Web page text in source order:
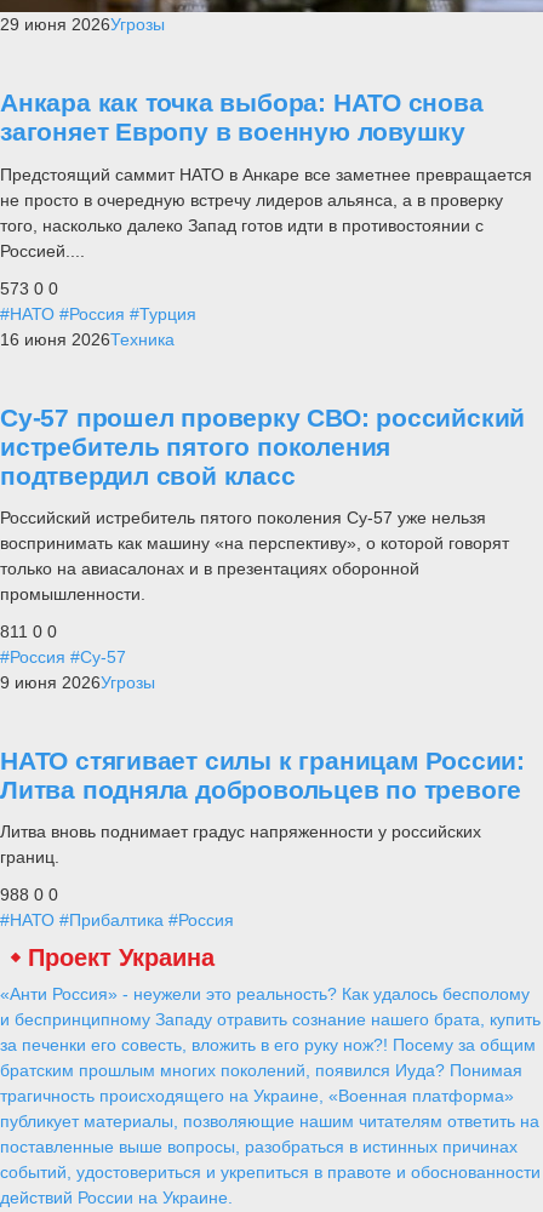
29 июня 2026Угрозы
Анкара как точка выбора: НАТО снова
загоняет Европу в военную ловушку
Предстоящий саммит НАТО в Анкаре все заметнее превращается
не просто в очередную встречу лидеров альянса, а в проверку
того, насколько далеко Запад готов идти в противостоянии с
Россией....
573 0 0
#НАТО #Россия #Турция
16 июня 2026Техника
Су-57 прошел проверку СВО: российский
истребитель пятого поколения
подтвердил свой класс
Российский истребитель пятого поколения Су-57 уже нельзя
воспринимать как машину «на перспективу», о которой говорят
только на авиасалонах и в презентациях оборонной
промышленности.
811 0 0
#Россия #Су-57
9 июня 2026Угрозы
НАТО стягивает силы к границам России:
Литва подняла добровольцев по тревоге
Литва вновь поднимает градус напряженности у российских
границ.
988 0 0
#НАТО #Прибалтика #Россия
Проект Украина
«Анти Россия» - неужели это реальность? Как удалось бесполому
и беспринципному Западу отравить сознание нашего брата, купить
за печенки его совесть, вложить в его руку нож?! Посему за общим
братским прошлым многих поколений, появился Иуда? Понимая
трагичность происходящего на Украине, «Военная платформа»
публикует материалы, позволяющие нашим читателям ответить на
поставленные выше вопросы, разобраться в истинных причинах
событий, удостовериться и укрепиться в правоте и обоснованности
действий России на Украине.